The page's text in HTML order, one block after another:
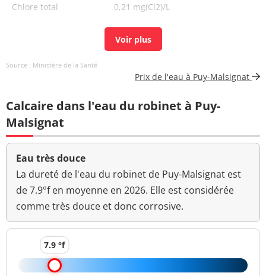
Chlore total 0,21 mg(Cl2)/L
0,70 mg(C)/L
Coloration
/100ml-MS
<1 n/(100mL) <=0 n/(100mL)
Fer total
Bact. aér. revivifiables
à 22°-68h
Bact. aér. revivifiables
à 36°-44h
<1 n/mL
Ammonium (en NH4) <0,01 mg/L <=0,1 mg/L
7,5 unité pH
>=6,5 et <=9
Source : Ministère de la Santé
Prix de l'eau à Puy-Malsignat
Calcaire dans l'eau du robinet à Puy-
Malsignat
Eau très douce
La dureté de l'eau du robinet de Puy-Malsignat est
de 7.9°f en moyenne en 2026. Elle est considérée
comme très douce et donc corrosive.
7.9 °f